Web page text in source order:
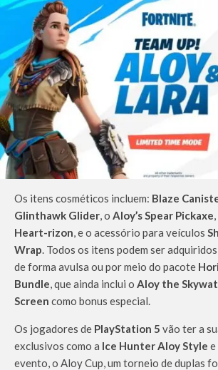
Os itens cosméticos incluem: Blaze
Glinthawk Glider , o Aloy’s Spear Pickaxe
Heart-rizon , e o acessório para veículos
Wrap . Todos os itens podem ser
de forma avulsa ou por meio do pacote
Bundle , que ainda inclui o Aloy the
Screen como bonus especial.
Os jogadores de PlayStation 5 vão ter a
exclusivos como a Ice Hunter Aloy Style e
evento, o Aloy Cup, um torneio de duplas